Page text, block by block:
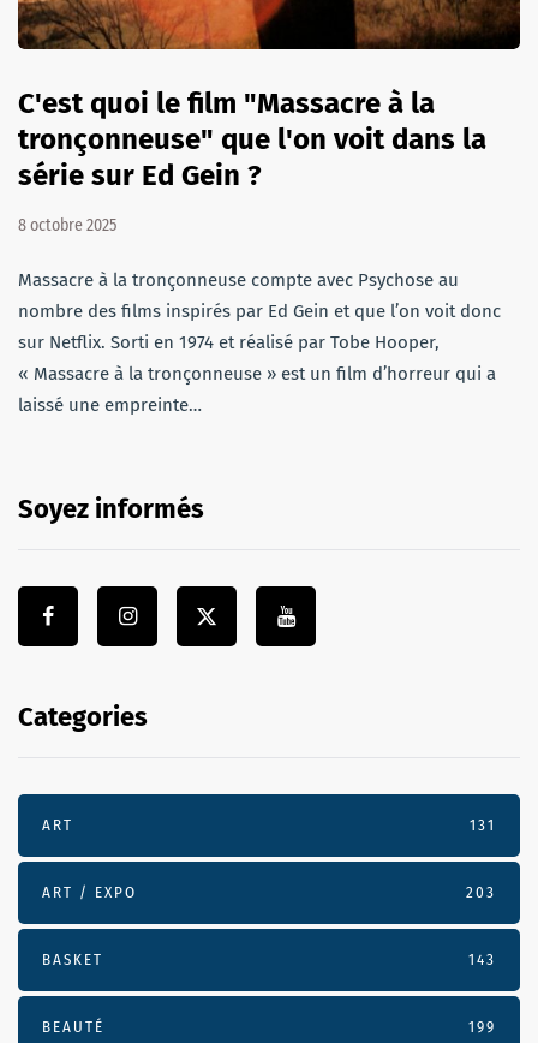
C'est quoi le film "Massacre à la
tronçonneuse" que l'on voit dans la
série sur Ed Gein ?
8 octobre 2025
Massacre à la tronçonneuse compte avec Psychose au
nombre des films inspirés par Ed Gein et que l’on voit donc
sur Netflix. Sorti en 1974 et réalisé par Tobe Hooper,
« Massacre à la tronçonneuse » est un film d’horreur qui a
laissé une empreinte…
Soyez informés
Categories
ART 131
ART / EXPO 203
BASKET 143
BEAUTÉ 199